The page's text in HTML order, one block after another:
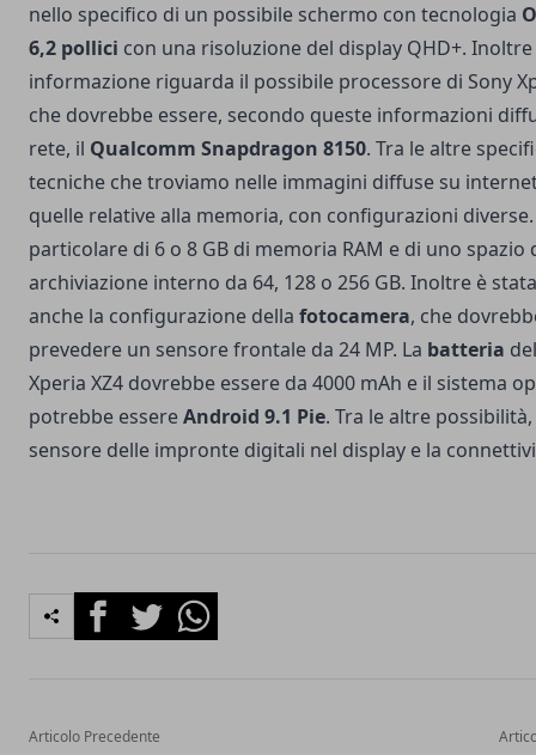
nello specifico di un possibile schermo con tecnologia
6,2 pollici con una risoluzione del display QHD+. Inoltre
informazione riguarda il possibile processore di Sony
che dovrebbe essere, secondo queste informazioni
rete, il Qualcomm Snapdragon 8150. Tra le altre
tecniche che troviamo nelle immagini diffuse su
quelle relative alla memoria, con configurazioni
particolare di 6 o 8 GB di memoria RAM e di uno spazio
archiviazione interno da 64, 128 o 256 GB. Inoltre è
anche la configurazione della fotocamera, che
prevedere un sensore frontale da 24 MP. La batteria
Xperia XZ4 dovrebbe essere da 4000 mAh e il sistema
potrebbe essereAndroid 9.1 Pie. Tra le altre
sensore delle impronte digitali nel display e la
FacebookTwitterWhatsapp
Articolo Precedente